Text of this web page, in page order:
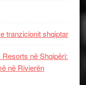
tranzicionit shqiptar
në Shqipëri:
në Rivierën